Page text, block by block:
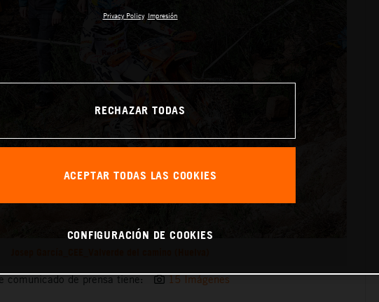
comunicado de prensa tiene: 15 Imágenes
Privacy Policy Impresión
RECHAZAR TODAS
ACEPTAR TODAS LAS COOKIES
CONFIGURACIÓN DE COOKIES